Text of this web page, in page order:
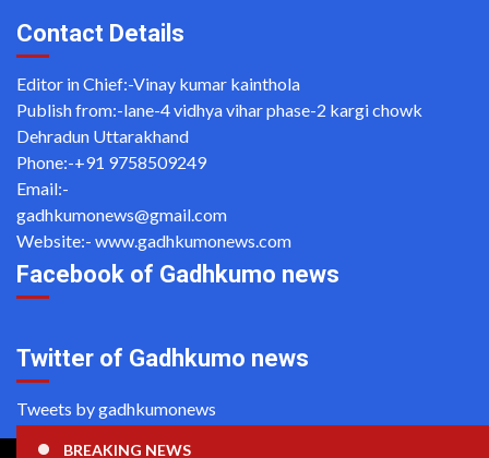
Contact Details
Editor in Chief:-Vinay kumar kainthola
Publish from:-lane-4 vidhya vihar phase-2 kargi chowk
Dehradun Uttarakhand
Phone:-+91 9758509249
Email:-
gadhkumonews@gmail.com
Website:- www.gadhkumonews.com
Facebook of Gadhkumo news
Twitter of Gadhkumo news
Tweets by gadhkumonews
BREAKING NEWS